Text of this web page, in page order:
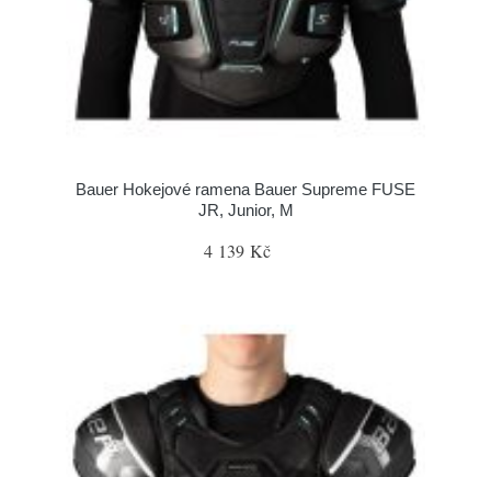
Bauer Hokejové ramena Bauer Supreme FUSE
JR, Junior, M
4 139 Kč